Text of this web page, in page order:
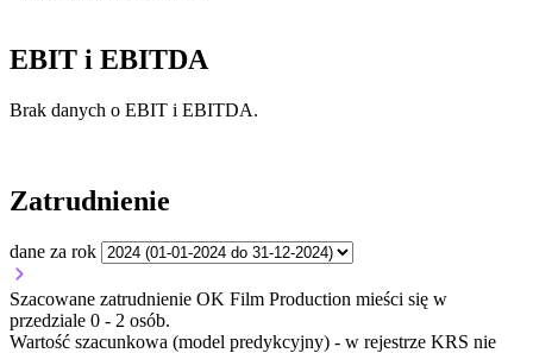
EBIT i EBITDA
Brak danych o EBIT i EBITDA.
Zatrudnienie
dane za rok
Szacowane zatrudnienie OK Film Production mieści się w
przedziale 0 - 2 osób.
Wartość szacunkowa (model predykcyjny) - w rejestrze KRS nie